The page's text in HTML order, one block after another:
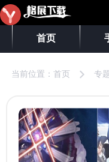
首页
当前位置： 首页 专